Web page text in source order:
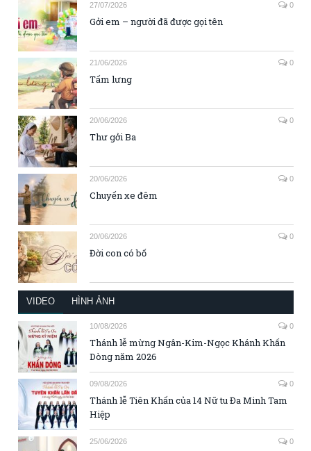
27/07/2026 0
Gởi em – người đã được gọi tên
21/06/2026 0
Tấm lưng
20/06/2026 0
Thư gởi Ba
20/06/2026 0
Chuyến xe đêm
20/06/2026 0
Đời con có bố
VIDEO HÌNH ẢNH
10/08/2026 0
Thánh lễ mừng Ngân-Kim-Ngọc Khánh Khấn
Dòng năm 2026
09/08/2026 0
Thánh lễ Tiên Khấn của 14 Nữ tu Đa Minh Tam
Hiệp
25/06/2026 0